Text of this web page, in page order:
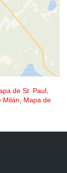
de St. Paul,
Milán, Mapa de